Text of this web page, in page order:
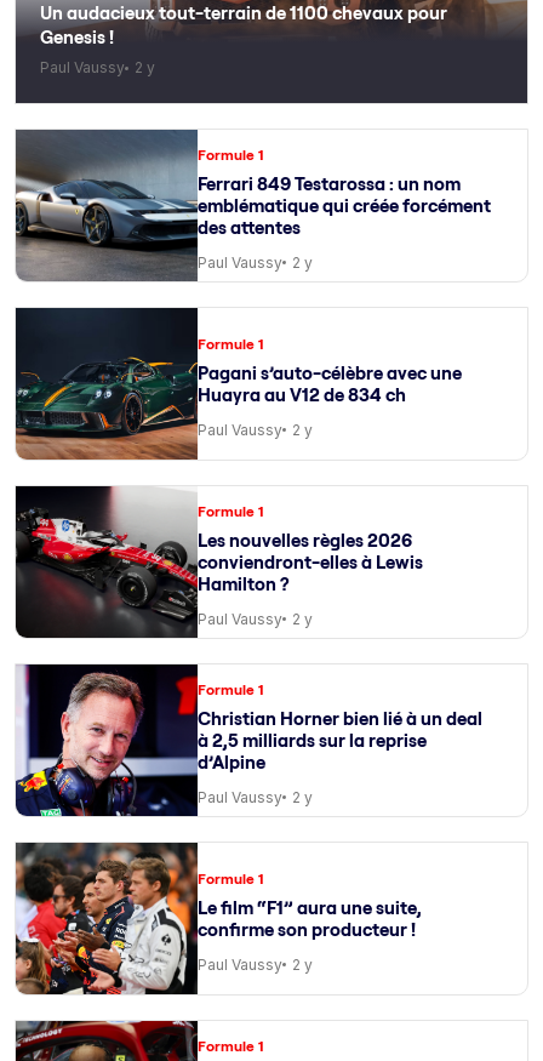
Un audacieux tout-terrain de 1100 chevaux pour
Genesis !
Paul Vaussy 2 y
Formule 1
Ferrari 849 Testarossa : un nom
emblématique qui créée forcément
des attentes
Paul Vaussy 2 y
Formule 1
Pagani s’auto-célèbre avec une
Huayra au V12 de 834 ch
Paul Vaussy 2 y
Formule 1
Les nouvelles règles 2026
conviendront-elles à Lewis
Hamilton ?
Paul Vaussy 2 y
Formule 1
Christian Horner bien lié à un deal
à 2,5 milliards sur la reprise
d’Alpine
Paul Vaussy 2 y
Formule 1
Le film “F1” aura une suite,
confirme son producteur !
Paul Vaussy 2 y
Formule 1